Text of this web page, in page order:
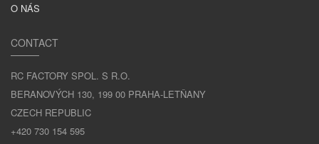
O NÁS
CONTACT
RC FACTORY SPOL. S R.O.
BERANOVÝCH 130, 199 00 PRAHA-LETŇANY
CZECH REPUBLIC
+420 730 154 595